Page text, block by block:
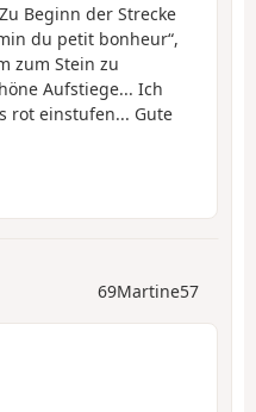
Beginn der Strecke
du petit bonheur“,
zum Stein zu
Aufstiege... Ich
rot einstufen... Gute
69Martine57